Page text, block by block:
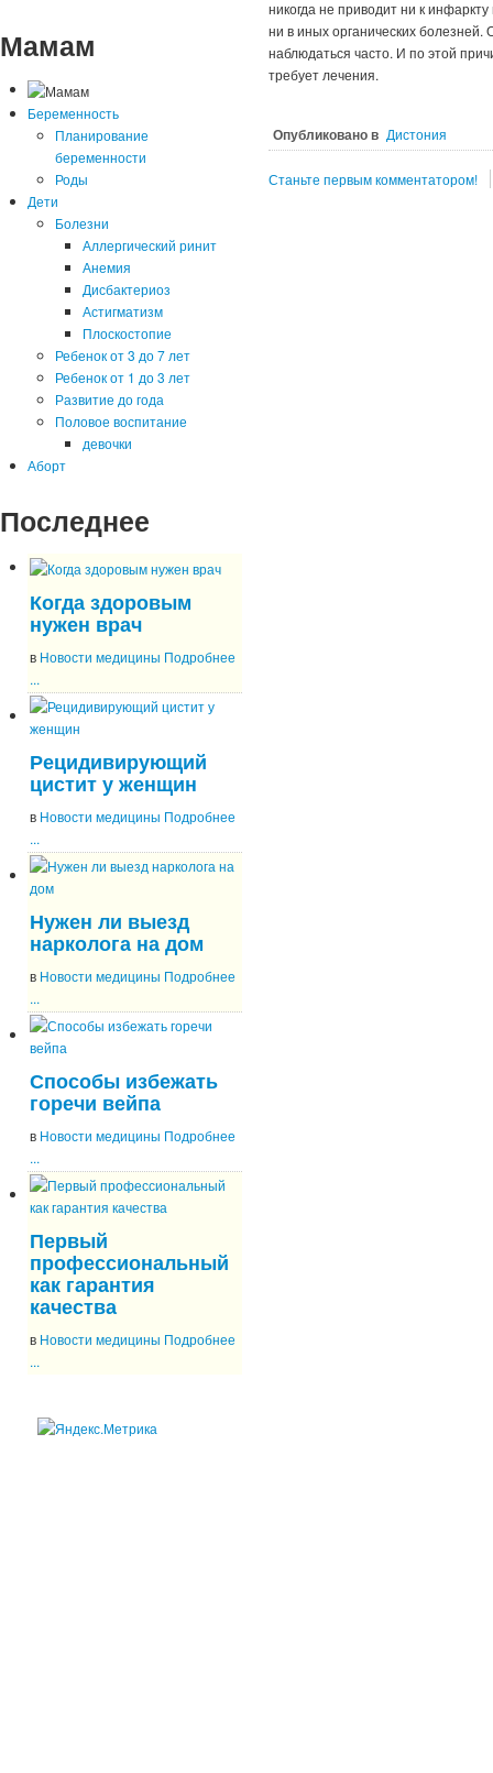
Мамам
Беременность
Планирование
беременности
Роды
Дети
Болезни
Аллергический ринит
Анемия
Дисбактериоз
Астигматизм
Плоскостопие
Ребенок от 3 до 7 лет
Ребенок от 1 до 3 лет
Развитие до года
Половое воспитание
девочки
Аборт
Последнее
Когда здоровым
нужен врач
в Новости медицины Подробнее
...
Рецидивирующий
цистит у женщин
в Новости медицины Подробнее
...
Нужен ли выезд
нарколога на дом
в Новости медицины Подробнее
...
Способы избежать
горечи вейпа
в Новости медицины Подробнее
...
Первый
профессиональный
как гарантия
качества
в Новости медицины Подробнее
...
никогда не приводит ни к
ни в иных органических
наблюдаться часто. И по этой
требует лечения.
Опубликовано в Дистония
Станьте первым комментатором!